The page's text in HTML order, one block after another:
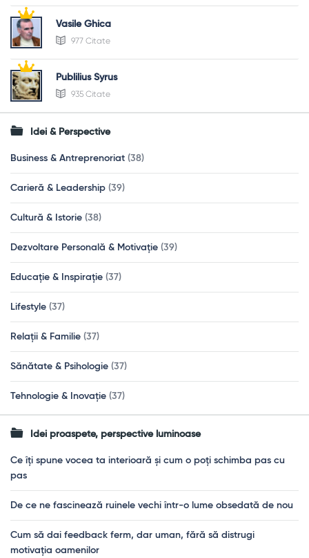
Vasile Ghica
977 Citate
Publilius Syrus
935 Citate
Idei & Perspective
Business & Antreprenoriat (38)
Carieră & Leadership (39)
Cultură & Istorie (38)
Dezvoltare Personală & Motivație (39)
Educație & Inspirație (37)
Lifestyle (37)
Relații & Familie (37)
Sănătate & Psihologie (37)
Tehnologie & Inovație (37)
Idei proaspete, perspective luminoase
Ce îți spune vocea ta interioară și cum o poți schimba pas cu
pas
De ce ne fascinează ruinele vechi într-o lume obsedată de nou
Cum să dai feedback ferm, dar uman, fără să distrugi
motivația oamenilor